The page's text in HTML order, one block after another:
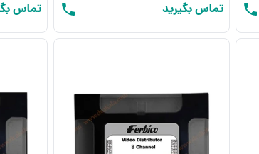
تماس بگیرید تماس